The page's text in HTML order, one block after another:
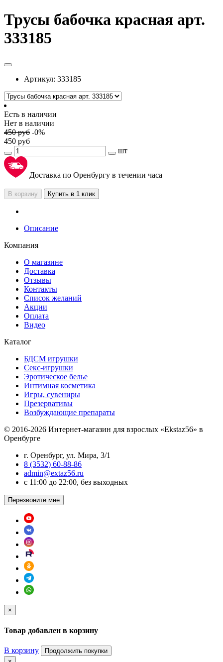
Трусы бабочка красная арт.
333185
Артикул: 333185
Есть в наличии
Нет в наличии
450руб -0%
450 руб
шт
Доставка по Оренбургу в течении часа
В корзину Купить в 1 клик
Описание
Компания
О магазине
Доставка
Отзывы
Контакты
Список желаний
Акции
Оплата
Видео
Каталог
БДСМ игрушки
Секс-игрушки
Эротическое белье
Интимная косметика
Игры, сувениры
Презервативы
Возбуждающие препараты
© 2016-2026 Интернет-магазин для взрослых «Ekstaz56» в
Оренбурге
г. Оренбург, ул. Мира, 3/1
8 (3532) 60-88-86
admin@extaz56.ru
c 11:00 до 22:00, без выходных
Перезвоните мне
×
Товар добавлен в корзину
В корзину
Продолжить покупки